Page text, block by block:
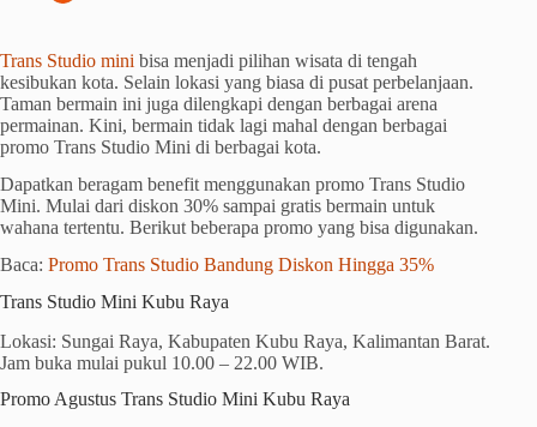
Trans Studio mini bisa menjadi pilihan wisata di tengah
kesibukan kota. Selain lokasi yang biasa di pusat perbelanjaan.
Taman bermain ini juga dilengkapi dengan berbagai arena
permainan. Kini, bermain tidak lagi mahal dengan berbagai
promo Trans Studio Mini di berbagai kota.
Dapatkan beragam benefit menggunakan promo Trans Studio
Mini. Mulai dari diskon 30% sampai gratis bermain untuk
wahana tertentu. Berikut beberapa promo yang bisa digunakan.
Baca: Promo Trans Studio Bandung Diskon Hingga 35%
Trans Studio Mini Kubu Raya
Lokasi: Sungai Raya, Kabupaten Kubu Raya, Kalimantan Barat.
Jam buka mulai pukul 10.00 – 22.00 WIB.
Promo Agustus Trans Studio Mini Kubu Raya